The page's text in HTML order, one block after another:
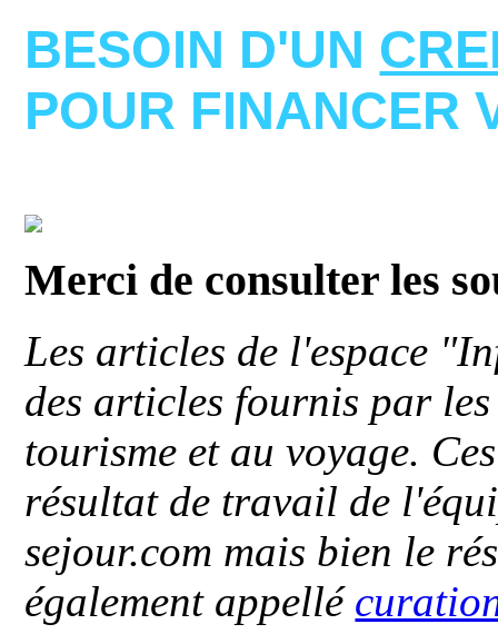
BESOIN D'UN
POUR FINANCER
Merci de consulter les
Les articles de l'espace
des articles fournis par
tourisme et au voyage.
résultat de travail de
sejour.com mais bien le
également appellé